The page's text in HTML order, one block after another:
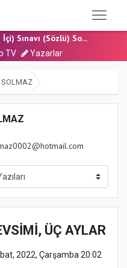
Cuma Hutbesi
Kadrolu Kur’an...
İçi) Sınavı (Sözlü) So...
- Cuma Hutbesi
Cuma Hutbesi
Kadrolu Kur’an...
TV Yazarlar
ÜÇ AYLAR
2022, Çarşamba 20:02